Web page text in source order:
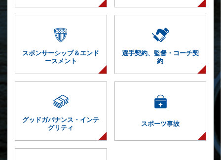
スポンサーシップ＆エンド
ースメント
選手契約、監督・ コーチ契
約
グッドガバナンス・インテ
グリティ
スポーツ事故